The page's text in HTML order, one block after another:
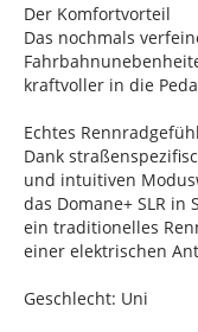
Der Komfortvorteil
Das nochmals
kraftvoller in die
Echtes Rennradgefühl
Dank
und intuitiven
das Domane+ SLR
ein traditionelles
einer elektrischen
Geschlecht: Uni